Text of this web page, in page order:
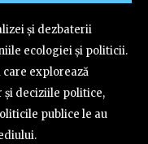
și dezbaterii
ecologiei și politicii.
explorează
deciziile politice,
publice le au